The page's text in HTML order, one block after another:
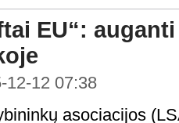
EU“:
12-12 07:38
asociacijos